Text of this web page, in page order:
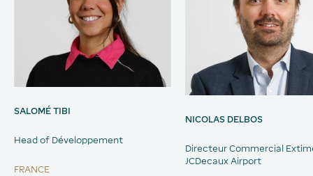
SALOMÉ TIBI
Head of Développement
FRANCE
NICOLAS DELBOS
Directeur Commercial
JCDecaux Airport